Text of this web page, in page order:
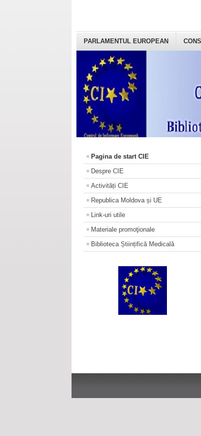
PARLAMENTUL EUROPEAN
Pagina de start CIE
Despre CIE
Activități CIE
Republica Moldova și UE
Link-uri utile
Materiale promoţionale
Biblioteca Științifică Medicală